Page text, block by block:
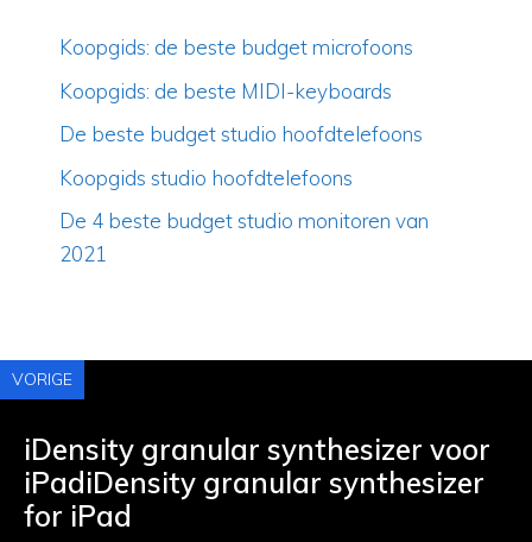
Koopgids: de beste budget microfoons
Koopgids: de beste MIDI-keyboards
De beste budget studio hoofdtelefoons
Koopgids studio hoofdtelefoons
De 4 beste budget studio monitoren van
2021
VORIGE
iDensity granular synthesizer voor
iPadiDensity granular synthesizer
for iPad